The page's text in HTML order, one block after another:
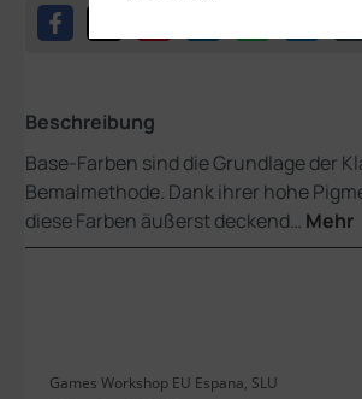
Beschreibung
Base-Farben sind die Grundlage der
Bemalmethode. Dank ihrer hohe
diese Farben äußerst deckend… Mehr
Games Workshop EU Espana, SLU